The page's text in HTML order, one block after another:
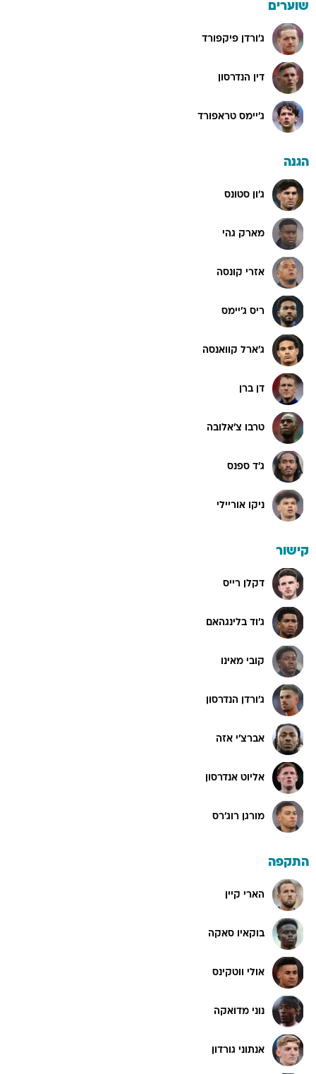
שוערים
ג'ורדן פיקפורד
דין הנדרסון
ג'יימס טראפורד
הגנה
ג'ון סטונס
מארק גהי
אזרי קונסה
ריס ג'יימס
ג'ארל קוואנסה
דן ברן
טרבו צ'אלובה
ג'ד ספנס
ניקו אוריילי
קישור
דקלן רייס
ג'וד בלינגהאם
קובי מאינו
ג'ורדן הנדרסון
אברצ'י אזה
אליוט אנדרסון
מורגן רוג'רס
התקפה
הארי קיין
בוקאיו סאקה
אולי ווטקינס
נוני מדואקה
אנתוני גורדון